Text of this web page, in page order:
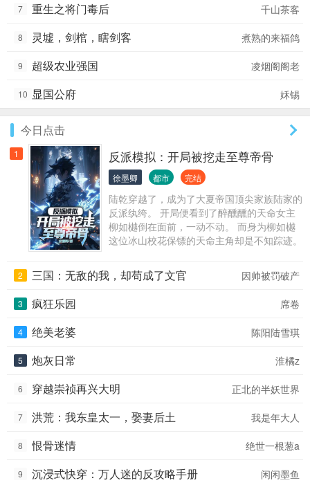
械生命想搞事？感受一下网瘾小麦的震撼！
没毕业，林小禾就升将星。 林小禾：谢邀，
宙做人的一天！ （有日常，有温馨，有升
7 重生之将门毒后 千山茶客
8 灵墟，剑棺，瞎剑客 煮熟的来福鸽
9 超级农业强国 凌烟阁阁老
10 显国公府 姀锡
今日点击
1 反派模拟：开局被挖走至尊帝骨
徐墨卿 都市 完结
陆乾穿越了，成为了大夏帝国顶尖家族陆家的
反派纨绔。 开局便看到了醉醺醺的天命女主
柳如樾倒在面前，一动不动。 而身为柳如樾
这位冰山校花保镖的天命主角却是不知踪迹。
2 三国：无敌的我，却苟成了文官 因帅被罚破产
3 疯狂乐园 席卷
4 绝美老婆 陈阳陆雪琪
5 炮灰日常 淮橘z
6 穿越崇祯再兴大明 正北的半妖世界
7 洪荒：我东皇太一，娶妻后土 我是年大人
8 恨骨迷情 绝世一根葱a
9 沉浸式快穿：万人迷的反攻略手册 闲闲墨鱼